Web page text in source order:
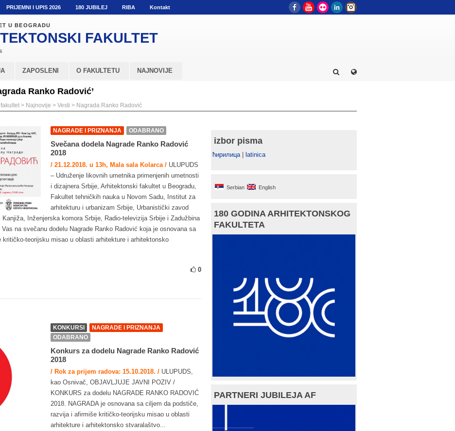
PRIJEMNI I UPIS 2026 180 JUBILEJ RIBA Kontakt FacebookYouTube
Flickr LinkedIn
U BEOGRADU
FAKULTET
ZAPOSLENI O FAKULTETU NAJNOVIJE
Ranko Radović’
> Najnovije > Vesti > Nagrada Ranko Radović
NAGRADE I PRIZNANJA ODABRANO
Svečana dodela Nagrade Ranko Radović
2018
/ 21.12.2018. u 13h, Mala sala Kolarca / ULUPUDS
– Udruženje likovnih umetnika primenjenih umetnosti
i dizajnera Srbije, Arhitektonski fakultet u Beogradu,
Fakultet tehničkih nauka u Novom Sadu, Institut za
arhitekturu i urbanizam Srbije, Urbanistički zavod
Inženjerska komora Srbije, Radio-televizija Srbije i Zadužbina
na svečanu dodelu Nagrade Ranko Radović koja je osnovana sa
teorijsku misao u oblasti arhitekture i arhitektonsko
0
KONKURSI
NAGRADE I PRIZNANJA
ODABRANO
Konkurs za dodelu Nagrade Ranko Radović
2018
/ Rok za prijem radova: 15.10.2018. / ULUPUDS,
kao Osnivač, OBJAVLJUJE JAVNI POZIV /
KONKURS za dodelu NAGRADE RANKO RADOVIĆ
2018. NAGRADA je osnovana sa ciljem da podstiče,
razvija i afirmiše kritičko-teorijsku misao u oblasti
arhitekture i arhitektonsko stvaralaštvo...
izbor pisma
ћирилица| latinica
Serbian English
180 GODINA ARHITEKTONSKOG
FAKULTETA
PARTNERI JUBILEJA AF